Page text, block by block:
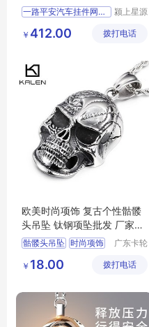
男车内吊饰女
一路平安汽车挂件网红车载
颍上星源
有限公司
￥ 412.00 拨打电话
欧美时尚项饰 复古个性骷髅
头吊坠 钛钢项坠批发 厂家直
销 混批
骷髅头吊坠 时尚项饰
复古骷髅头吊坠
广东卡轮
公司
￥ 18.00 拨打电话